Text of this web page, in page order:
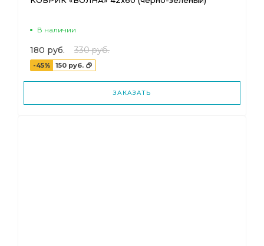
В наличии
180 руб. 330 руб.
-45% 150 руб.
ЗАКАЗАТЬ